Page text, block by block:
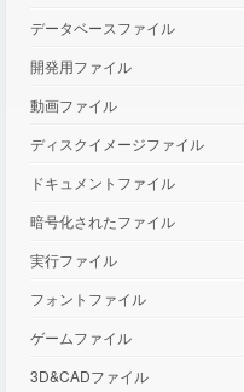
データベースファイル
開発用ファイル
動画ファイル
ディスクイメージファイル
ドキュメントファイル
暗号化されたファイル
実行ファイル
フォントファイル
ゲームファイル
3D&CADファイル